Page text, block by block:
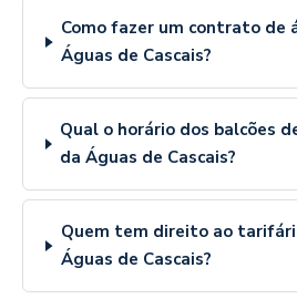
Como fazer um contrato de
Águas de Cascais?
Qual o horário dos balcões
da Águas de Cascais?
Quem tem direito ao
Águas de Cascais?